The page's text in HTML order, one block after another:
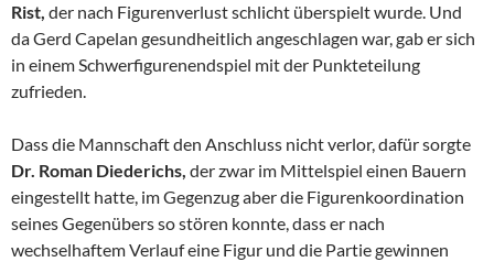
Rist, der nach Figurenverlust schlicht überspielt wurde. Und
da Gerd Capelan gesundheitlich angeschlagen war, gab er sich
in einem Schwerfigurenendspiel mit der Punkteteilung
zufrieden.
Dass die Mannschaft den Anschluss nicht verlor, dafür sorgte
Dr. Roman Diederichs, der zwar im Mittelspiel einen Bauern
eingestellt hatte, im Gegenzug aber die Figurenkoordination
seines Gegenübers so stören konnte, dass er nach
wechselhaftem Verlauf eine Figur und die Partie gewinnen